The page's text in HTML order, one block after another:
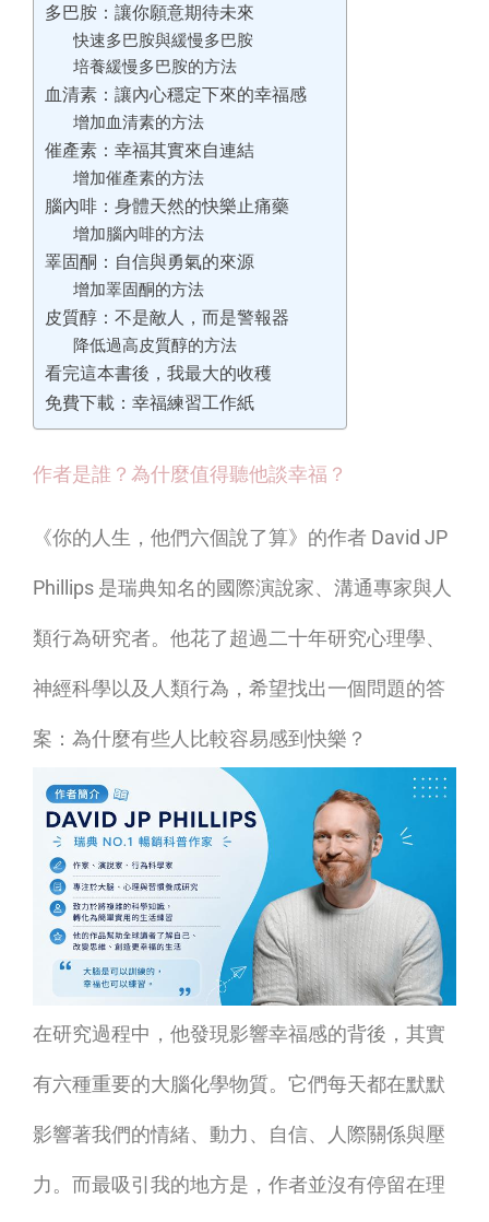
多巴胺：讓你願意期待未來
快速多巴胺與緩慢多巴胺
培養緩慢多巴胺的方法
血清素：讓內心穩定下來的幸福感
增加血清素的方法
催產素：幸福其實來自連結
增加催產素的方法
腦內啡：身體天然的快樂止痛藥
增加腦內啡的方法
睪固酮：自信與勇氣的來源
增加睪固酮的方法
皮質醇：不是敵人，而是警報器
降低過高皮質醇的方法
看完這本書後，我最大的收穫
免費下載：幸福練習工作紙
作者是誰？為什麼值得聽他談幸福？
《你的人生，他們六個說了算》的作者 David JP
Phillips 是瑞典知名的國際演說家、溝通專家與人
類行為研究者。他花了超過二十年研究心理學、
神經科學以及人類行為，希望找出一個問題的答
案：為什麼有些人比較容易感到快樂？
在研究過程中，他發現影響幸福感的背後，其實
有六種重要的大腦化學物質。它們每天都在默默
影響著我們的情緒、動力、自信、人際關係與壓
力。而最吸引我的地方是，作者並沒有停留在理